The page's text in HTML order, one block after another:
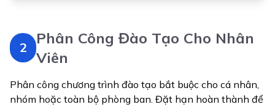
2
Phân Công Đào Tạo Cho Nhân
Viên
Phân công chương trình đào tạo bắt buộc cho cá nhân,
nhóm hoặc toàn bộ phòng ban. Đặt hạn hoàn thành để